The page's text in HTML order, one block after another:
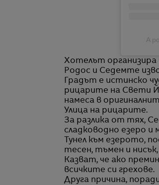
A
Хотелът организира
Родос и Седемте
Градът е истинско
рицарите на Свети
намеса в
Улица на рицарите.
За разлика от тях,
сладководно езеро и
Тунел към езерото,
тесен, тъмен и
Казват, че ако
всичките си грехове.
Друга причина,